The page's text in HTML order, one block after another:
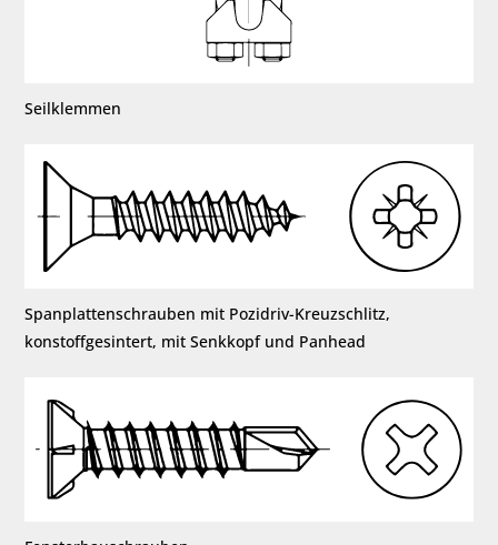
Seilklemmen
Spanplattenschrauben mit Pozidriv-Kreuzschlitz,
konstoffgesintert, mit Senkkopf und Panhead